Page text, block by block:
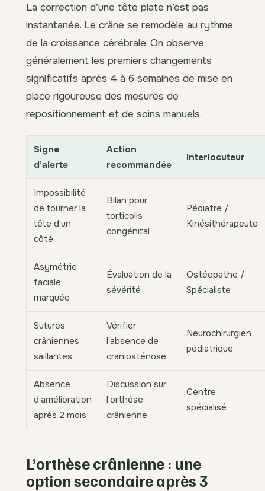
La correction d’une tête plate n’est pas
instantanée. Le crâne se remodèle au rythme
de la croissance cérébrale. On observe
généralement les premiers changements
significatifs après 4 à 6 semaines de mise en
place rigoureuse des mesures de
repositionnement et de soins manuels.
Signe
d’alerte
Action
recommandée
Interlocuteur
Impossibilité
de tourner la
tête d’un
côté
Bilan pour
torticolis
congénital
Pédiatre /
Kinésithérapeute
Asymétrie
faciale
marquée
Évaluation de la
sévérité
Ostéopathe /
Spécialiste
Sutures
crâniennes
saillantes
Vérifier
l’absence de
craniosténose
Neurochirurgien
pédiatrique
Absence
d’amélioration
après 2 mois
Discussion sur
l’orthèse
crânienne
Centre
spécialisé
L’orthèse crânienne : une
option secondaire après 3